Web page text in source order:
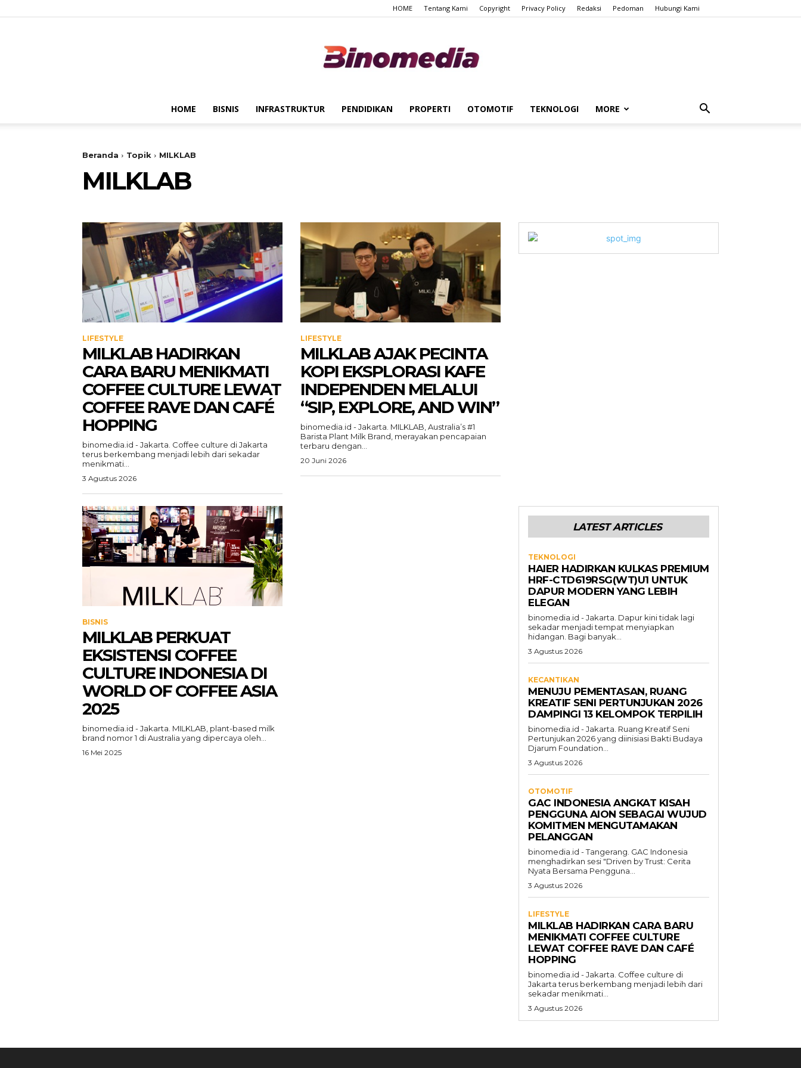
HOME Tentang Kami Copyright Privacy Policy Redaksi Pedoman Hubungi Kami
HOME BISNIS INFRASTRUKTUR PENDIDIKAN PROPERTI OTOMOTIF TEKNOLOGI MORE
Beranda Topik MILKLAB
MILKLAB
LIFESTYLE
MILKLAB HADIRKAN
CARA BARU MENIKMATI
COFFEE CULTURE LEWAT
COFFEE RAVE DAN CAFÉ
HOPPING
binomedia.id - Jakarta. Coffee culture di Jakarta
terus berkembang menjadi lebih dari sekadar
menikmati...
3 Agustus 2026
LIFESTYLE
MILKLAB AJAK PECINTA
KOPI EKSPLORASI KAFE
INDEPENDEN MELALUI
“SIP, EXPLORE, AND WIN”
binomedia.id - Jakarta. MILKLAB, Australia’s #1
Barista Plant Milk Brand, merayakan pencapaian
terbaru dengan...
20 Juni 2026
BISNIS
MILKLAB PERKUAT
EKSISTENSI COFFEE
CULTURE INDONESIA DI
WORLD OF COFFEE ASIA
2025
binomedia.id - Jakarta. MILKLAB, plant-based milk
brand nomor 1 di Australia yang dipercaya oleh...
16 Mei 2025
LATEST ARTICLES
TEKNOLOGI
HAIER HADIRKAN KULKAS PREMIUM
HRF-CTD619RSG(WT)U1 UNTUK
DAPUR MODERN YANG LEBIH
ELEGAN
binomedia.id - Jakarta. Dapur kini tidak lagi
sekadar menjadi tempat menyiapkan
hidangan. Bagi banyak...
3 Agustus 2026
KECANTIKAN
MENUJU PEMENTASAN, RUANG
KREATIF SENI PERTUNJUKAN 2026
DAMPINGI 13 KELOMPOK TERPILIH
binomedia.id - Jakarta. Ruang Kreatif Seni
Pertunjukan 2026 yang diinisiasi Bakti Budaya
Djarum Foundation...
3 Agustus 2026
OTOMOTIF
GAC INDONESIA ANGKAT KISAH
PENGGUNA AION SEBAGAI WUJUD
KOMITMEN MENGUTAMAKAN
PELANGGAN
binomedia.id - Tangerang. GAC Indonesia
menghadirkan sesi "Driven by Trust: Cerita
Nyata Bersama Pengguna...
3 Agustus 2026
LIFESTYLE
MILKLAB HADIRKAN CARA BARU
MENIKMATI COFFEE CULTURE
LEWAT COFFEE RAVE DAN CAFÉ
HOPPING
binomedia.id - Jakarta. Coffee culture di
Jakarta terus berkembang menjadi lebih dari
sekadar menikmati...
3 Agustus 2026